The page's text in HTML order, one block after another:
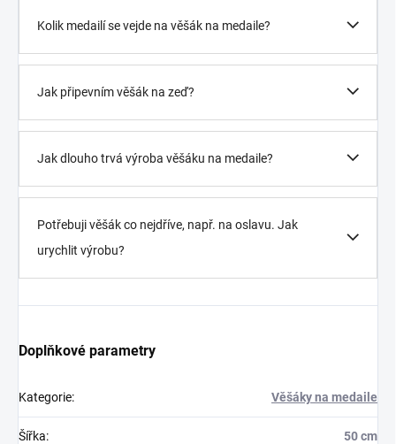
Kolik medailí se vejde na věšák na medaile?
Jak připevním věšák na zeď?
Jak dlouho trvá výroba věšáku na medaile?
Potřebuji věšák co nejdříve, např. na oslavu. Jak
urychlit výrobu?
Doplňkové parametry
Kategorie: Věšáky na medaile
Šířka: 50 cm